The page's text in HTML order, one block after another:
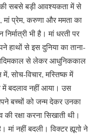
की सबसे बड़ी आवश्यकता में से
मां प्रेम, करुणा और ममता का
भी है। मां धरती पर
हाथों से इस दुनिया का ताना-
से लेकर आधुनिककाल
सोच-विचार, मस्तिष्क में
में बदलाव नहीं आया। उस
बच्चों को जन्म देकर उनका
रक्षा करना सिखाती थी।
नहीं बदली। विक्टर ह्यूगो ने